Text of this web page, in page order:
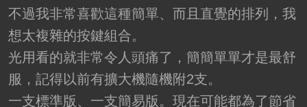
不過我非常喜歡這種簡單、而且直覺的排列，我
想太複雜的按鍵組合。
光用看的就非常令人頭痛了，簡簡單單才是最舒
服，記得以前有擴大機隨機附2支。
一支標準版、一支簡易版。現在可能都為了節省